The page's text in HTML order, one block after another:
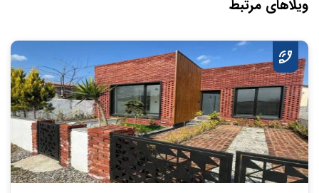
ویلاهای مرتبط